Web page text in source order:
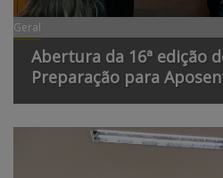
Geral
Abertura da 16ª edição
Preparação para